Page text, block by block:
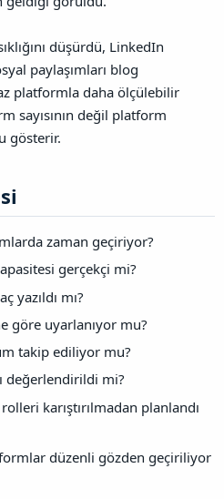
düşürdü, LinkedIn
paylaşımları blog
platformla daha ölçülebilir
sayısının değil platform
gösterir.
zaman geçiriyor?
gerçekçi mi?
yazıldı mı?
göre uyarlanıyor mu?
takip ediliyor mu?
değerlendirildi mi?
karıştırılmadan planlandı
düzenli gözden geçiriliyor